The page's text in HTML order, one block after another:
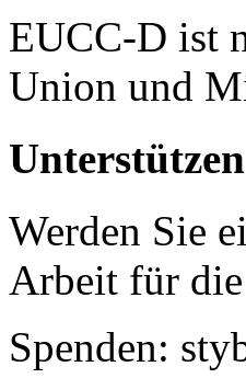
EUCC-D ist
Union und
Unterstützen
Werden Sie
Arbeit für
Spenden: